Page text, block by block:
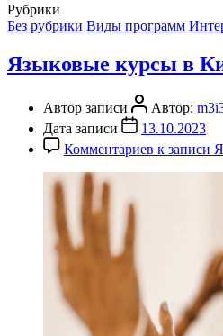
Рубрики
Без рубрики Виды программ
Языковые курсы в
Автор записи Автор:
Дата записи
13.10.2023
Комментариев к записи